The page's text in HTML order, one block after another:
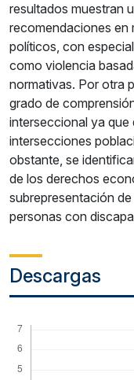
resultados muestran
recomendaciones en
políticos, con
como violencia
normativas. Por otra
grado de
interseccional ya que
intersecciones
obstante, se
de los derechos
subrepresentación
personas con
Descargas